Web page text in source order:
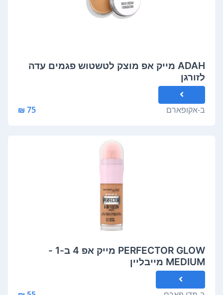
ADAH מייק אפ מוצק לטשטוש פגמים עדה
לזורגן
ב-אקופארם 75 ₪
PERFECTOR GLOW מייק אפ 4 ב-1 -
MEDIUM מייבליין